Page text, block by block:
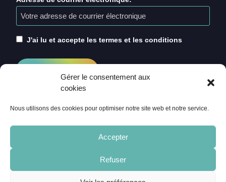
Gérer le consentement aux
cookies
Nous utilisons des cookies pour optimiser notre site web et notre service.
Accepter
Refuser
J'ai lu et accepte les termes et les conditions
CRÉDITS